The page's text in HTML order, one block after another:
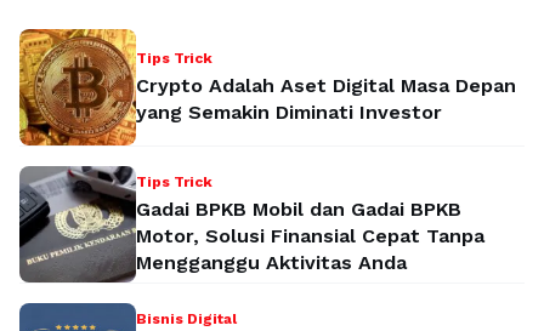
Tips Trick
Crypto Adalah Aset Digital Masa Depan
yang Semakin Diminati Investor
Tips Trick
Gadai BPKB Mobil dan Gadai BPKB
Motor, Solusi Finansial Cepat Tanpa
Mengganggu Aktivitas Anda
Bisnis Digital